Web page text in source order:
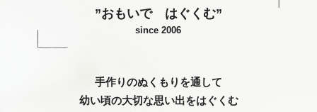
”おもいで はぐくむ”
since 2006
手作りのぬくもりを通して
幼い頃の大切な思い出をはぐくむ